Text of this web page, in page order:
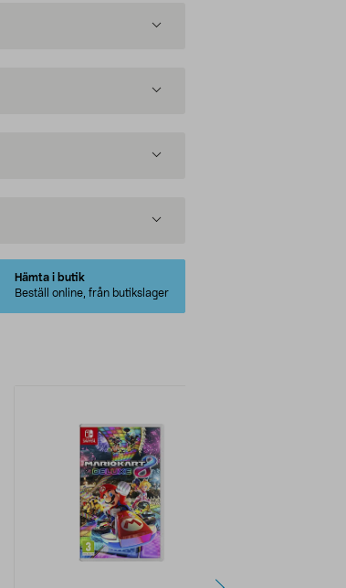
Hämta i butik
Beställ online, från butikslager